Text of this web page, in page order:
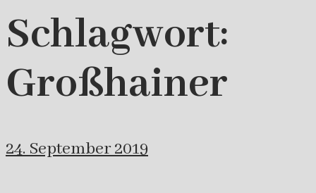
Schlagwort:
Großhainer
24. September 2019